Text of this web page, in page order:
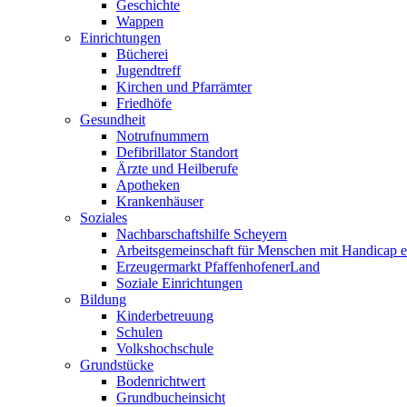
Geschichte
Wappen
Einrichtungen
Bücherei
Jugendtreff
Kirchen und Pfarrämter
Friedhöfe
Gesundheit
Notrufnummern
Defibrillator Standort
Ärzte und Heilberufe
Apotheken
Krankenhäuser
Soziales
Nachbarschaftshilfe Scheyern
Arbeitsgemeinschaft für Menschen mit Handicap
Erzeugermarkt PfaffenhofenerLand
Soziale Einrichtungen
Bildung
Kinderbetreuung
Schulen
Volkshochschule
Grundstücke
Bodenrichtwert
Grundbucheinsicht